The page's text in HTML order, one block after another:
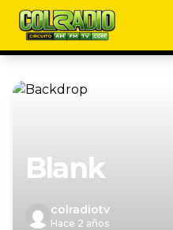
Blank
colradiotv
Hace 2 años